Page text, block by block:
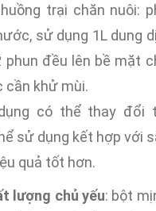
trại chăn nuôi:
sử dụng 1L dung
phun đều lên bề mặt
cần khử mùi.
có thể thay đổi
sử dụng kết hợp với
quả tốt hơn.
lượng chủ yếu: bột